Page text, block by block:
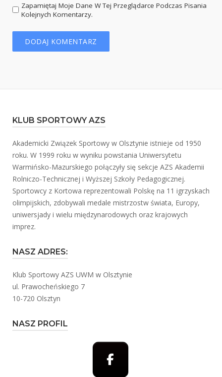
Zapamiętaj Moje Dane W Tej Przeglądarce Podczas Pisania
Kolejnych Komentarzy.
KLUB SPORTOWY AZS
Akademicki Związek Sportowy w Olsztynie istnieje od 1950
roku. W 1999 roku w wyniku powstania Uniwersytetu
Warmińsko-Mazurskiego połączyły się sekcje AZS Akademii
Rolniczo-Technicznej i Wyższej Szkoły Pedagogicznej.
Sportowcy z Kortowa reprezentowali Polskę na 11 igrzyskach
olimpijskich, zdobywali medale mistrzostw świata, Europy,
uniwersjady i wielu międzynarodowych oraz krajowych
imprez.
NASZ ADRES:
Klub Sportowy AZS UWM w Olsztynie
ul. Prawocheńskiego 7
10-720 Olsztyn
NASZ PROFIL